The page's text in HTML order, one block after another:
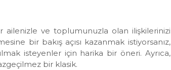
ve toplumunuzla olan ilişkilerinizi
bir bakış açısı kazanmak istiyorsanız,
isteyenler için harika bir öneri. Ayrıca,
bir klasik.